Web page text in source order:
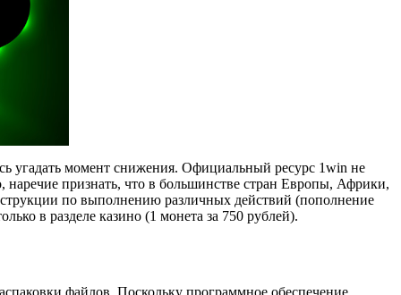
угадать момент снижения. Официальный ресурс 1win не
наречие признать, что в большинстве стран Европы, Африки,
по выполнению различных действий (пополнение
в разделе казино (1 монета за 750 рублей).
файлов. Поскольку программное обеспечение